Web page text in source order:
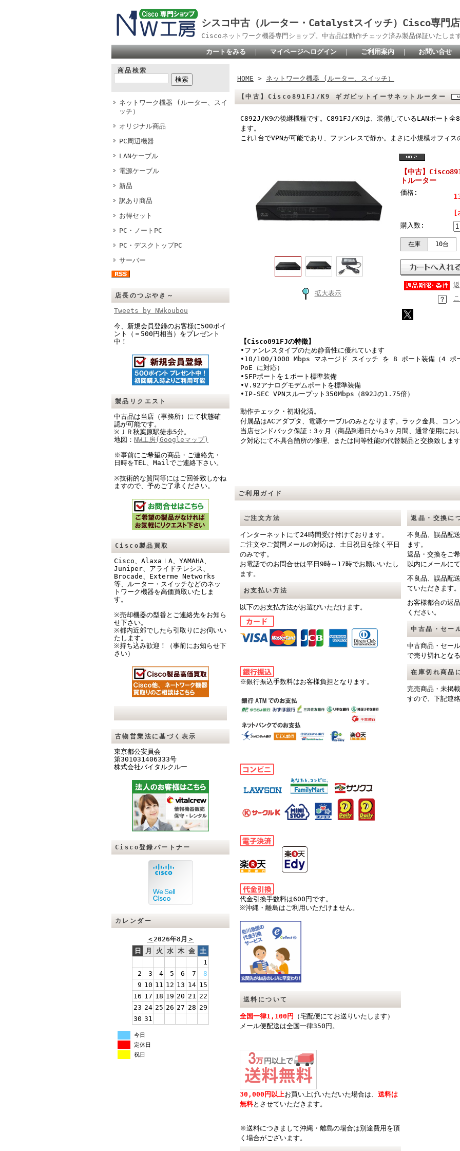
シスコ中古（ルーター・Catalystスイッチ）Cisco専門店
Ciscoネットワーク機器専門ショップ。中古品は動作チェック済み製品保証いたします
カートをみる ｜ マイページへログイン ｜ ご利用案内 ｜ お問い合せ
商品検索
ネットワーク機器 (ルーター、スイ
ッチ）
オリジナル商品
PC周辺機器
LANケーブル
電源ケーブル
新品
訳あり商品
お得セット
PC・ノートPC
PC・デスクトップPC
サーバー
店長のつぶやき～
Tweets by NWkoubou
今、新規会員登録のお客様に500ポイ
ント（＝500円相当）をプレゼント
中！
製品リクエスト
中古品は当店（事務所）にて状態確
認が可能です。
※ＪＲ秋葉原駅徒歩5分。
地図： NW工房(Googleマップ)
※事前にご希望の商品・ご連絡先・
日時をTEL、Mailでご連絡下さい。
※技術的な質問等にはご回答致しかね
ますので、予めご了承ください。
Cisco製品買取
Cisco、AlaxaｌA、YAMAHA、
Juniper、アライドテレシス、
Brocade、Exterme Networks
等、ルーター・スイッチなどのネッ
トワーク機器を高価買取いたしま
す。
※売却機器の型番とご連絡先をお知ら
せ下さい。
※都内近郊でしたら引取りにお伺いい
たします。
※持ち込み歓迎！（事前にお知らせ下
さい）
古物営業法に基づく表示
東京都公安員会
第301031406333号
株式会社バイタルクルー
Cisco登録パートナー
カレンダー
＜2026年8月 ＞
日
月 火 水 木 金 土
1
2
3 4 5 6 7
8
9 10 11 12 13 14 15
16 17 18 19 20 21 22
23 24 25 26 27 28 29
30 31
今日
定休日
祝日
HOME > ネットワーク機器 (ルーター、スイッチ）
【中古】Cisco891FJ/K9 ギガビットイーサネットルーター
C892J/K9の後継機種です。C891FJ/K9は、装備しているLANポート全
ます。
これ1台でVPNが可能であり、ファンレスで静か。まさに小規模オフィス
拡大表示
【中古】
トルーター
価格:
[
購入数:
在庫 10台
【Cisco891FJの特徴】
•ファンレスタイプのため静音性に優れています
•10/100/1000 Mbps マネージド スイッチ を 8 ポート装備（4 ポ
PoE に対応）
•SFPポートを１ポート標準装備
•V.92アナログモデムポートを標準装備
•IP-SEC VPNスループット350Mbps（892Jの1.75倍）
動作チェック・初期化済。
付属品はACアダプタ、電源ケーブルのみとなります。ラック金具、コン
当店センドバック保証：3ヶ月（商品到着日から3ヶ月間、通常使用にお
ク対応にて不具合箇所の修理、または同等性能の代替製品と交換致します
ご利用ガイド
ご注文方法
インターネットにて24時間受け付けております。
ご注文やご質問メールの対応は、土日祝日を除く平日
のみです。
お電話でのお問合せは平日9時～17時でお願いいたし
ます。
お支払い方法
以下のお支払方法がお選びいただけます。
※銀行振込手数料はお客様負担となります。
代金引換手数料は600円です。
※沖縄・離島はご利用いただけません。
送料について
全国一律1,100円
（宅配便にてお送りいたします）
メール便配送は全国一律350円。
30,000円以上お買い上げいただいた場合は、 送料は
無料とさせていただきます。
※送料につきまして沖縄・離島の場合は別途費用を頂
く場合がございます。
返品・交換に
不良品、誤品配
ます。
返品・交換をご
以内にメールに
不良品、誤品配
ていただきます。
お客様都合の返
ください。
中古品・セー
中古商品・セー
で売り切れとな
在庫切れ商品
完売商品・未掲
すので、下記連